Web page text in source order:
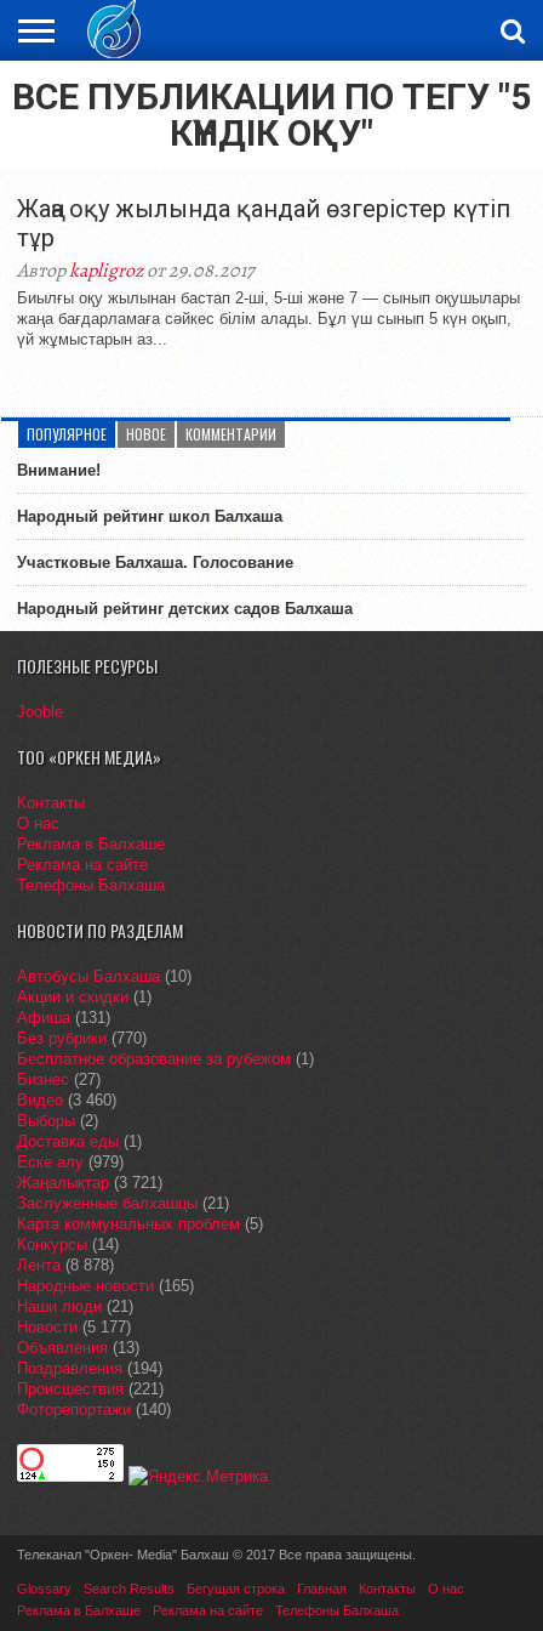
ЖАҢАЛЫҚТАР
НОВОСТИ
ВИДЕО
ФОТОРЕПОРТАЖИ
ОРКЕН
ВСЕ ПУБЛИКАЦИИ ПО ТЕГУ "5
КҮНДІК ОҚУ"
Жаңа оқу жылында қандай өзгерістер күтіп
тұр
Авторkapligrozот 29.08.2017
Биылғы оқу жылынан бастап 2-ші, 5-ші және 7 — сынып оқушылары
жаңа бағдарламаға сәйкес білім алады. Бұл үш сынып 5 күн оқып,
үй жұмыстарын аз...
ПОПУЛЯРНОЕ НОВОЕ КОММЕНТАРИИ
Внимание!
Народный рейтинг школ Балхаша
Участковые Балхаша. Голосование
Народный рейтинг детских садов Балхаша
ПОЛЕЗНЫЕ РЕСУРСЫ
Jooble
ТОО «ОРКЕН МЕДИА»
Контакты
О нас
Реклама в Балхаше
Реклама на сайте
Телефоны Балхаша
НОВОСТИ ПО РАЗДЕЛАМ
Автобусы Балхаша(10)
Акции и скидки (1)
Афиша(131)
Без рубрики (770)
Бесплатное образование за рубежом (1)
Бизнес (27)
Видео (3 460)
Выборы (2)
Доставка еды (1)
Еске алу (979)
Жаңалықтар (3 721)
Заслуженные балхашцы (21)
Карта коммунальных проблем (5)
Конкурсы (14)
Лента(8 878)
Народные новости (165)
Наши люди (21)
Новости (5 177)
Объявления (13)
Поздравления (194)
Происшествия (221)
Фоторепортажи (140)
Телеканал "Оркен- Media" Балхаш © 2017 Все права защищены.
Glossary Search Results Бегущая строка Главная Контакты
О нас
Реклама в Балхаше
Реклама на сайте Телефоны Балхаша